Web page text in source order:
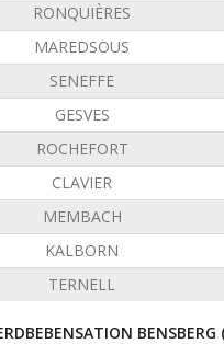
RONQUIÈRES
MAREDSOUS
SENEFFE
GESVES
ROCHEFORT
CLAVIER
MEMBACH
KALBORN
TERNELL